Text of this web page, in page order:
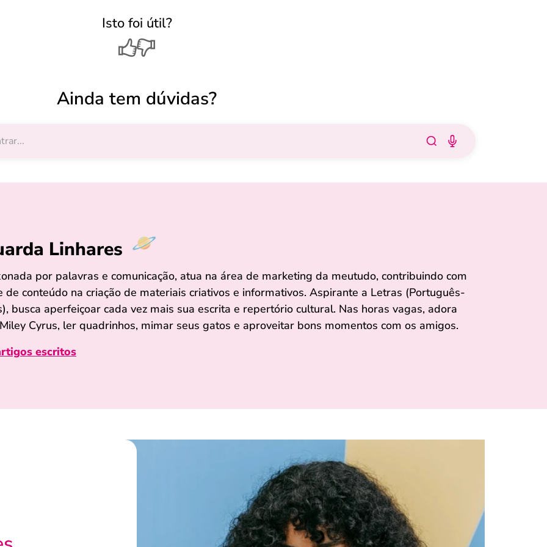
Isto foi útil?
Ainda tem dúvidas?
Linhares
por palavras e comunicação, atua na área de marketing da meutudo, contribuindo com
de conteúdo na criação de materiais criativos e informativos. Aspirante a Letras (Português-
busca aperfeiçoar cada vez mais sua escrita e repertório cultural. Nas horas vagas, adora
Cyrus, ler quadrinhos, mimar seus gatos e aproveitar bons momentos com os amigos.
escritos